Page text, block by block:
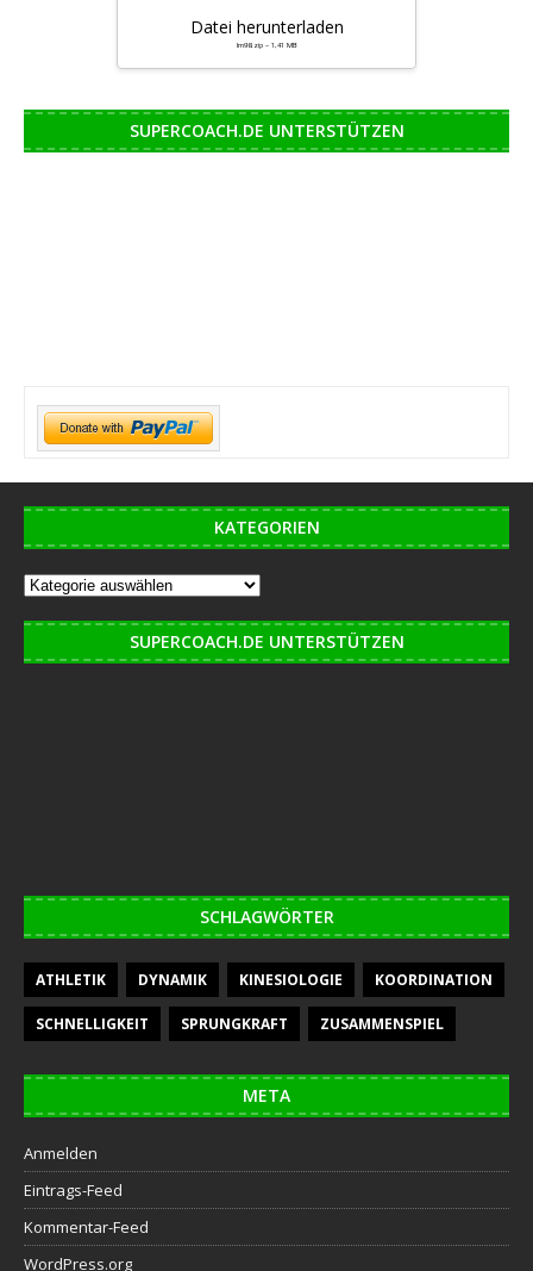
Datei herunterladen
lm98.zip – 1,41 MB
SUPERCOACH.DE UNTERSTÜTZEN
KATEGORIEN
SUPERCOACH.DE UNTERSTÜTZEN
SCHLAGWÖRTER
ATHLETIK DYNAMIK KINESIOLOGIE KOORDINATION
SCHNELLIGKEIT SPRUNGKRAFT ZUSAMMENSPIEL
META
Anmelden
Eintrags-Feed
Kommentar-Feed
WordPress.org